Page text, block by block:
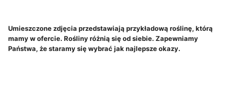
Umieszczone zdjęcia przedstawiają przykładową roślinę, którą
mamy w ofercie. Rośliny różnią się od siebie. Zapewniamy
Państwa, że staramy się wybrać jak najlepsze okazy.